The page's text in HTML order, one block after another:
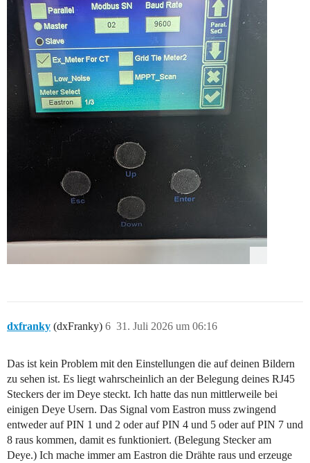
dxfranky (dxFranky) 31. Juli 2026 um 06:16
6
Das ist kein Problem mit den Einstellungen die auf deinen Bildern
zu sehen ist. Es liegt wahrscheinlich an der Belegung deines RJ45
Steckers der im Deye steckt. Ich hatte das nun mittlerweile bei
einigen Deye Usern. Das Signal vom Eastron muss zwingend
entweder auf PIN 1 und 2 oder auf PIN 4 und 5 oder auf PIN 7 und
8 raus kommen, damit es funktioniert. (Belegung Stecker am
Deye.) Ich mache immer am Eastron die Drähte raus und erzeuge